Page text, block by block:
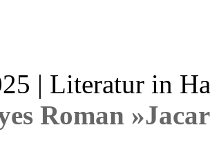
| Literatur in
Roman